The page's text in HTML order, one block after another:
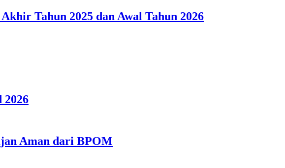
Tahun 2025 dan Awal Tahun 2026
2026
Aman dari BPOM